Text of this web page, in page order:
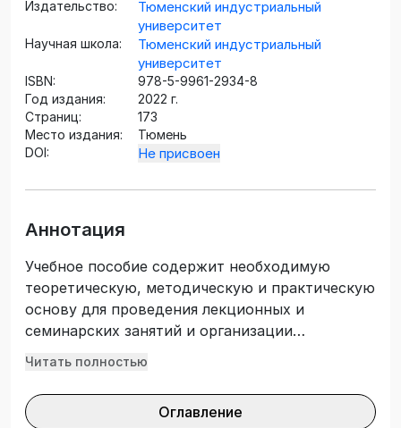
Издательство:
Тюменский индустриальный
университет
Научная школа:
Тюменский индустриальный
университет
ISBN:
978-5-9961-2934-8
Год издания:
2022 г.
Страниц:
173
Место издания:
Тюмень
DOI:
Не присвоен
Аннотация
Учебное пособие содержит необходимую
теоретическую, методическую и практическую
основу для проведения лекционных и
семинарских занятий и организации
самостоятельной работы обучающихся всех
21.03.02, 21.04.02. Издание также адресовано
слушателям курсов профессиональной
Читать полностью
Оглавление